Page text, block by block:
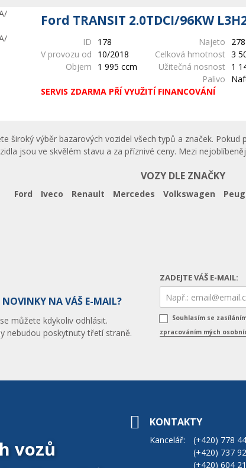
Ford TRANSIT 2.0TDCI/96KW
ID 178 Najeto
V provozu od
10/2018 Celková hmotnost 3
Objem
1 995 ccm Užitečná nosnost
1
Palivo
SERVIS ZDARMA PŘÍ VYUŽITÍ FINANCOVÁNÍ
široký výběr bazarových vozidel všech typů a značek. Pokud
jsou ve skvělém stavu a za příznivé ceny. Mezi
VOZY DLE ZNAČKY
Ford Iveco Renault Mercedes Volkswagen
NOVINKY NA VÁŠ E-MAIL?
můžete kdykoliv odhlásit.
nebudou poskytnuty třetí straně.
ZADEJTE VÁŠ E-MAIL:
Souhlasím se
zpracováním mých
vozů
KONTAKTY
Kancelář: (+420) 778
(+420) 737
(+420) 604